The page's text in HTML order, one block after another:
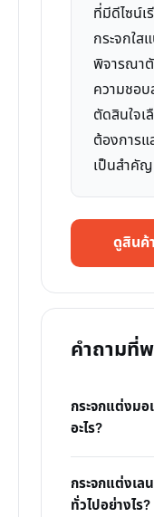
ที่มีดีไซน์
กระจกใส
พิจารณา
ความชอ
ตัดสินใจ
ต้องการ
เป็นสำคัญ
ดูสินค้
คำถามที่
กระจกแต่งมอ
อะไร?
กระจกแต่งเล
ทั่วไปอย่างไร?